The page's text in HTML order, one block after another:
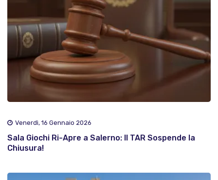
Venerdì, 16 Gennaio 2026
Sala Giochi Ri-Apre a Salerno: Il TAR Sospende la
Chiusura!